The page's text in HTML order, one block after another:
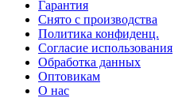
Гарантия
Снято с производства
Политика конфиденц.
Согласие использования
Обработка данных
Оптовикам
О нас